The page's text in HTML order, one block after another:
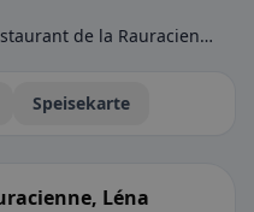
Restaurant de la Rauracienne, Léna Maillat
Speisekarte
Léna